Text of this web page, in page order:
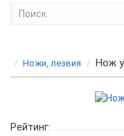
Ножи, лезвия Нож
Рейтинг: